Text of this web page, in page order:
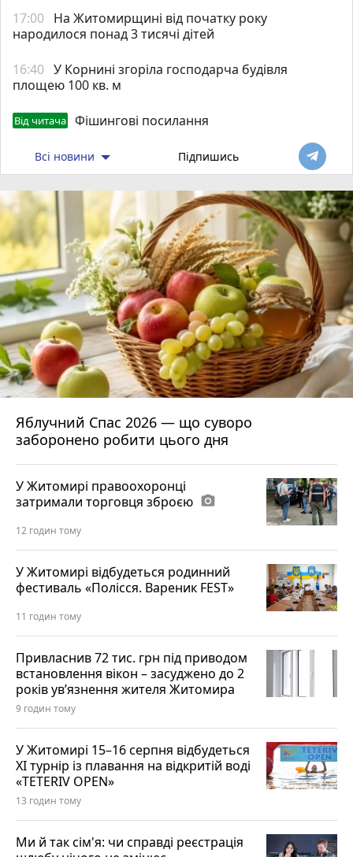
17:00 На Житомирщині від початку року
народилося понад 3 тисячі дітей
16:40 У Корнині згоріла господарча будівля
площею 100 кв. м
Від читача Фішингові посилання
Всі новини Підпишись
Яблучний Спас 2026 — що суворо
заборонено робити цього дня
У Житомирі правоохоронці
затримали торговця зброєю photo_camera
12 годин тому
У Житомирі відбудеться родинний
фестиваль «Полісся. Вареник FEST»
11 годин тому
Привласнив 72 тис. грн під приводом
встановлення вікон – засуджено до 2
років ув’язнення жителя Житомира
9 годин тому
У Житомирі 15–16 серпня відбудеться
XI турнір із плавання на відкритій воді
«TETERIV OPEN»
13 годин тому
Ми й так сім'я: чи справді реєстрація